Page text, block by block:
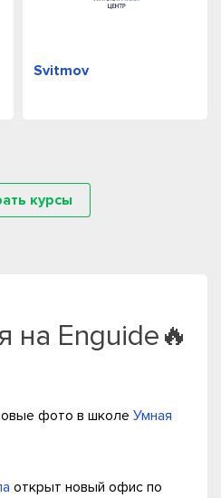
Svitmov
курсы
на Enguide🔥
фото в школе Умная
открыт новый офис по